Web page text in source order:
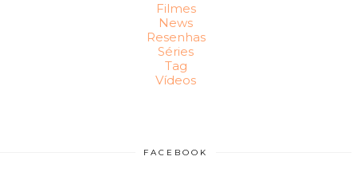
Filmes
News
Resenhas
Séries
Tag
Vídeos
FACEBOOK